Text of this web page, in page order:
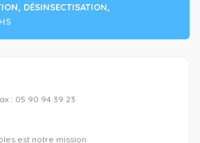
DÉSINSECTISATION,
: 05 90 94 39 23
est notre mission